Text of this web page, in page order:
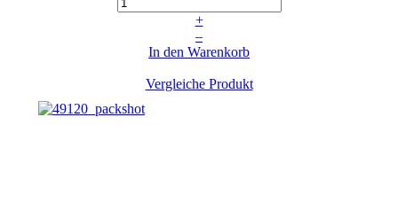
+
–
In den Warenkorb
Vergleiche Produkt